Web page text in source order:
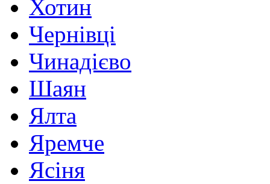
Хотин
Чернівці
Чинадієво
Шаян
Ялта
Яремче
Ясіня